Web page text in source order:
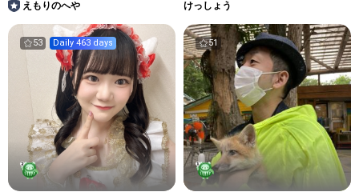
えもりのへや けっしょう
53 Daily 463 days 51